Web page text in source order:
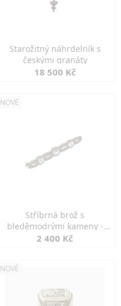
Starožitný náhrdelník s
českými granáty
18 500 Kč
NOVÉ
Stříbrná brož s
bleděmodrými kameny -
jemná elegance
2 400 Kč
NOVÉ